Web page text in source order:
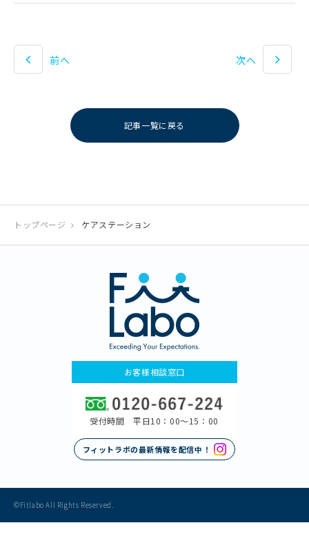
前へ 次へ
記事一覧に戻る
トップページ ケアステーション
お客様相談窓口
受付時間 平日10：00〜15：00
フィットラボの最新情報を配信中！
©Fitlabo All Rights Reserved.